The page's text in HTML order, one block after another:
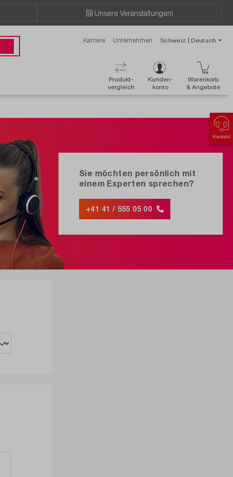
Unsere Veranstaltungen!
Karriere Unternehmen Schweiz | Deutsch
Produkt-
vergleich
Kunden-
konto
Warenkorb
& Angebote
Kontakt
Sie möchten persönlich mit
einem Experten sprechen?
+41 41 / 555 05 00